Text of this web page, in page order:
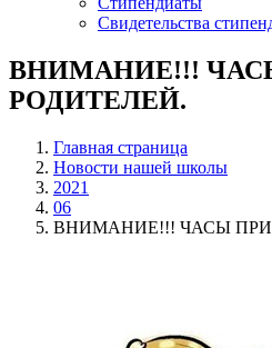
Свидетельства
ВНИМАНИЕ!!!
РОДИТЕЛЕЙ.
Главная страница
Новости нашей школы
2021
06
ВНИМАНИЕ!!! ЧАСЫ